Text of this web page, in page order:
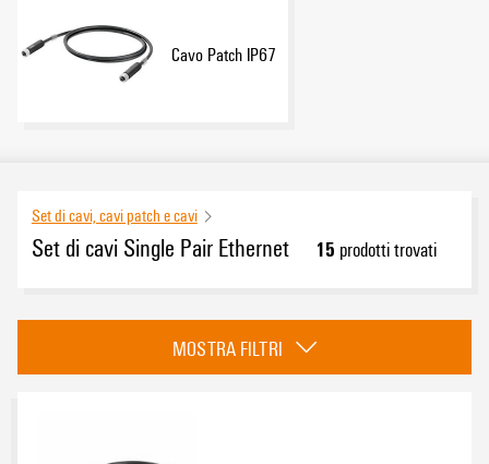
Cavo Patch IP67
Set di cavi, cavi patch e cavi
Set di cavi Single Pair Ethernet 15 prodotti trovati
Categoria
MOSTRA FILTRI